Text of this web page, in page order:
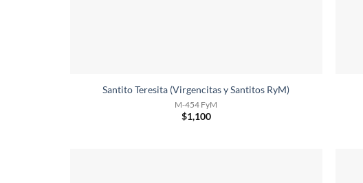
Santito Teresita (Virgencitas y Santitos RyM)
M-454 FyM
$1,100